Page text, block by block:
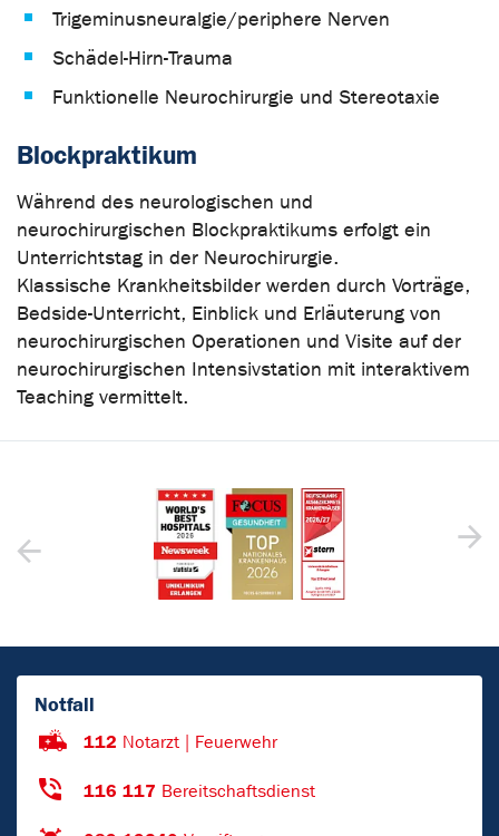
Trigeminusneuralgie/periphere Nerven
Schädel-Hirn-Trauma
Funktionelle Neurochirurgie und Stereotaxie
Blockpraktikum
Während des neurologischen und
neurochirurgischen Blockpraktikums erfolgt ein
Unterrichtstag in der Neurochirurgie.
Klassische Krankheitsbilder werden durch Vorträge,
Bedside-Unterricht, Einblick und Erläuterung von
neurochirurgischen Operationen und Visite auf der
neurochirurgischen Intensivstation mit interaktivem
Teaching vermittelt.
Notfall
112 Notarzt | Feuerwehr
116 117 Bereitschaftsdienst